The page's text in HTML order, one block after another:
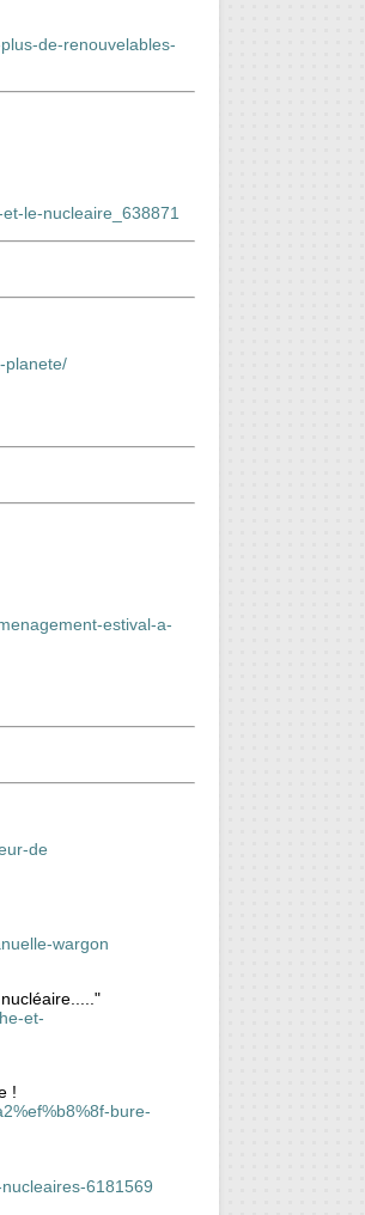
de-renouvelables-
le-nucleaire_638871
planete/
estival-a-
de
wargon
et-
!
bure-
6181569